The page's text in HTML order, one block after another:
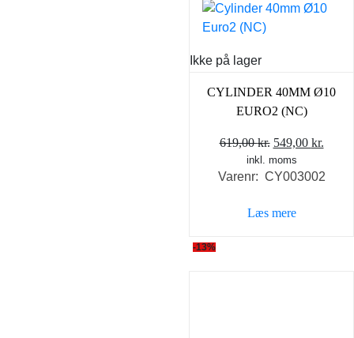
Ikke på lager
CYLINDER 40MM Ø10
EURO2 (NC)
619,00kr. Den
oprindelige
pris
619,00 kr..
549,00 kr.
pris
inkl. moms
Varenr: CY003002
Læs mere
-13%